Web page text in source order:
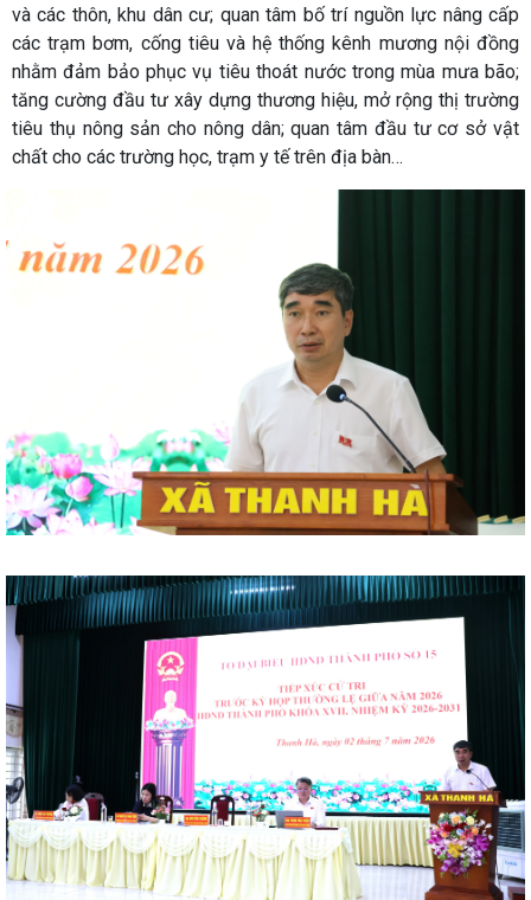
và các thôn, khu dân cư; quan tâm bố trí nguồn lực nâng cấp
các trạm bơm, cống tiêu và hệ thống kênh mương nội đồng
nhằm đảm bảo phục vụ tiêu thoát nước trong mùa mưa bão;
tăng cường đầu tư xây dựng thương hiệu, mở rộng thị trường
tiêu thụ nông sản cho nông dân; quan tâm đầu tư cơ sở vật
chất cho các trường học, trạm y tế trên địa bàn…